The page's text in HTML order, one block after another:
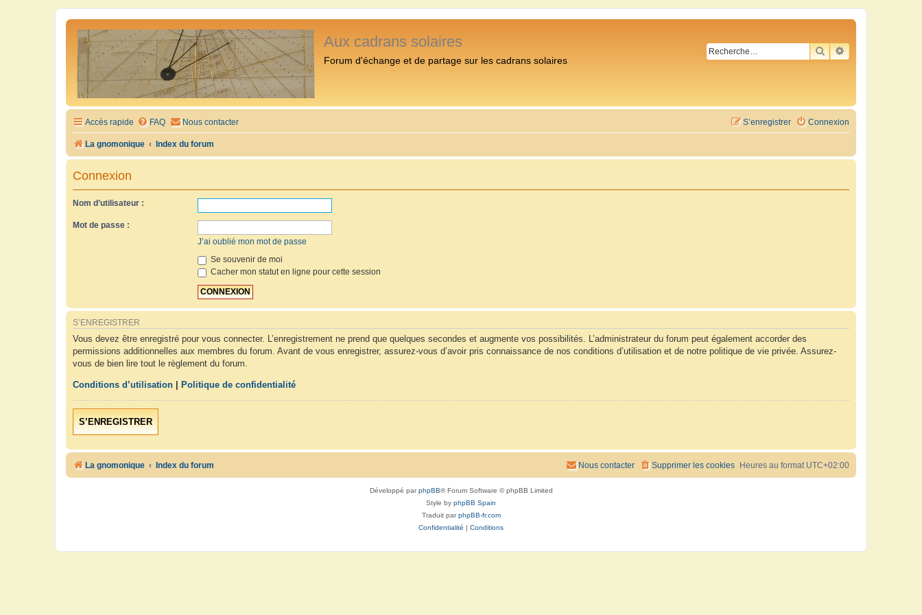
Aux cadrans solaires
Forum d'échange et de partage sur les cadrans solaires
RECHERCHER
RECHERCHE
Accès rapide FAQ Nous contacter Connexion
S’enregistrer
La gnomonique Index du forum
Connexion
Nom d’utilisateur :
Mot de passe :
J’ai oublié mon mot de passe
Se souvenir de moi
Cacher mon statut en ligne pour cette session
S’ENREGISTRER
Vous devez être enregistré pour vous connecter. L’enregistrement ne prend que quelques secondes et augmente vos possibilités. L’administrateur du forum peut également accorder des
permissions additionnelles aux membres du forum. Avant de vous enregistrer, assurez-vous d’avoir pris connaissance de nos conditions d’utilisation et de notre politique de vie privée. Assurez-
vous de bien lire tout le règlement du forum.
Conditions d’utilisation Politique de confidentialité
S’ENREGISTRER
La gnomonique Index du forum Heures au format UTC+02:00
Supprimer les cookies
Nous contacter
Développé parphpBB® Forum Software © phpBB Limited
Style by phpBB Spain
Traduit parphpBB-fr.com
Confidentialité
Conditions